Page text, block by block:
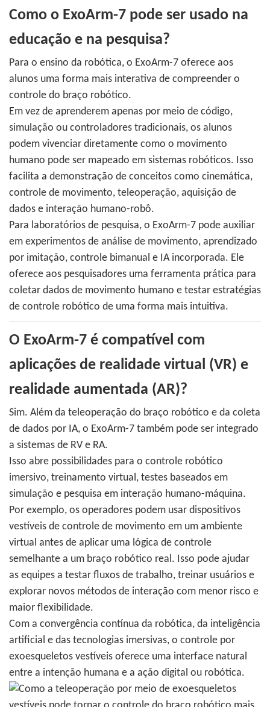
Como o ExoArm-7 pode ser usado na
educação e na pesquisa?
Para o ensino da robótica, o ExoArm-7 oferece aos
alunos uma forma mais interativa de compreender o
controle do braço robótico.
Em vez de aprenderem apenas por meio de código,
simulação ou controladores tradicionais, os alunos
podem vivenciar diretamente como o movimento
humano pode ser mapeado em sistemas robóticos. Isso
facilita a demonstração de conceitos como cinemática,
controle de movimento, teleoperação, aquisição de
dados e interação humano-robô.
Para laboratórios de pesquisa, o ExoArm-7 pode auxiliar
em experimentos de análise de movimento, aprendizado
por imitação, controle bimanual e IA incorporada. Ele
oferece aos pesquisadores uma ferramenta prática para
coletar dados de movimento humano e testar estratégias
de controle robótico de uma forma mais intuitiva.
O ExoArm-7 é compatível com
aplicações de realidade virtual (VR) e
realidade aumentada (AR)?
Sim. Além da teleoperação do braço robótico e da coleta
de dados por IA, o ExoArm-7 também pode ser integrado
a sistemas de RV e RA.
Isso abre possibilidades para o controle robótico
imersivo, treinamento virtual, testes baseados em
simulação e pesquisa em interação humano-máquina.
Por exemplo, os operadores podem usar dispositivos
vestíveis de controle de movimento em um ambiente
virtual antes de aplicar uma lógica de controle
semelhante a um braço robótico real. Isso pode ajudar
as equipes a testar fluxos de trabalho, treinar usuários e
explorar novos métodos de interação com menor risco e
maior flexibilidade.
Com a convergência contínua da robótica, da inteligência
artificial e das tecnologias imersivas, o controle por
exoesqueletos vestíveis oferece uma interface natural
entre a intenção humana e a ação digital ou robótica.